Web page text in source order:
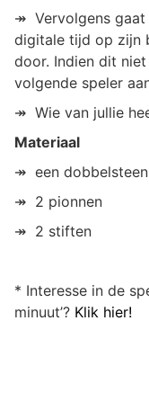
↠ Vervolgens gaat
digitale tijd op zijn
door. Indien dit
volgende speler
↠ Wie van jullie
Materiaal
↠ een dobbelsteen
↠ 2 pionnen
↠ 2 stiften
* Interesse in de
minuut’? Klik hier!